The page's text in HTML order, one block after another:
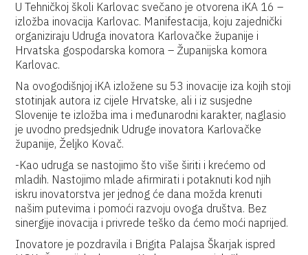
U Tehničkoj školi Karlovac svečano je otvorena iKA 16 –
izložba inovacija Karlovac. Manifestacija, koju zajednički
organiziraju Udruga inovatora Karlovačke županije i
Hrvatska gospodarska komora – Županijska komora
Karlovac.
Na ovogodišnjoj iKA izložene su 53 inovacije iza kojih stoji
stotinjak autora iz cijele Hrvatske, ali i iz susjedne
Slovenije te izložba ima i međunarodni karakter, naglasio
je uvodno predsjednik Udruge inovatora Karlovačke
županije, Željko Kovač.
-Kao udruga se nastojimo što više širiti i krećemo od
mladih. Nastojimo mlade afirmirati i potaknuti kod njih
iskru inovatorstva jer jednog će dana možda krenuti
našim putevima i pomoći razvoju ovoga društva. Bez
sinergije inovacija i privrede teško da ćemo moći naprijed.
Inovatore je pozdravila i Brigita Palajsa Škarjak ispred